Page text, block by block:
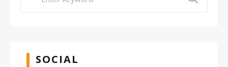
SOCIAL